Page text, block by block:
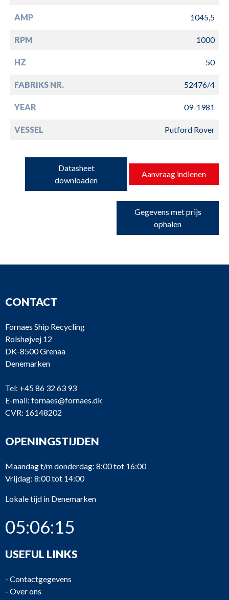
AMP 1045,5
RPM 1000
HZ 50
FABRIKS NR. 52476/4
YEAR 09-1981
VESSEL Putford Rover
Datasheet
downloaden
Aanvraag indienen
Gegevens met prijs
ophalen
CONTACT
Fornaes Ship Recycling
Rolshøjvej 12
DK-8500 Grenaa
Denemarken
Tel: +45 86 32 63 93
E-mail: fornaes@fornaes.dk
CVR: 16148202
OPENINGSTIJDEN
Maandag t/m donderdag: 8:00 tot 16:00
Vrijdag: 8:00 tot 14:00
Lokale tijd in Denemarken
05:06:15
USEFUL LINKS
- Contactgegevens
- Over ons